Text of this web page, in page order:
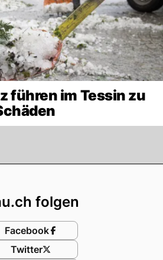
führen im Tessin zu
folgen
Facebook
Twitter